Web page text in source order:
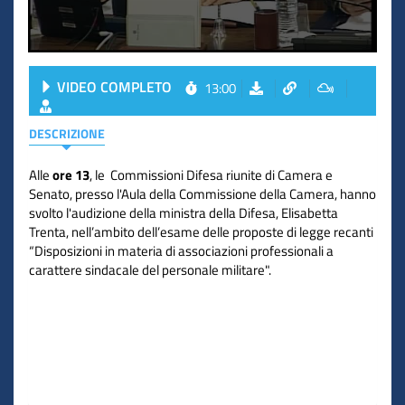
VIDEO COMPLETO 13:00
DESCRIZIONE
Alleore 13, le Commissioni Difesa riunite di Camera e
Senato, presso l'Aula della Commissione della Camera, hanno
svolto l'audizione della ministra della Difesa, Elisabetta
Trenta, nell’ambito dell’esame delle proposte di legge recanti
“Disposizioni in materia di associazioni professionali a
carattere sindacale del personale militare".